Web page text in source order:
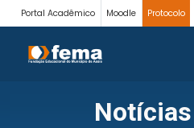
Portal Acadêmico Moodle Protocolo